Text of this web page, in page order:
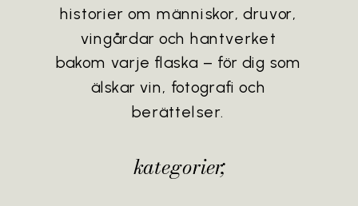
kategorier;
historier om människor, druvor,
vingårdar och hantverket
bakom varje flaska – för dig som
älskar vin, fotografi och
berättelser.